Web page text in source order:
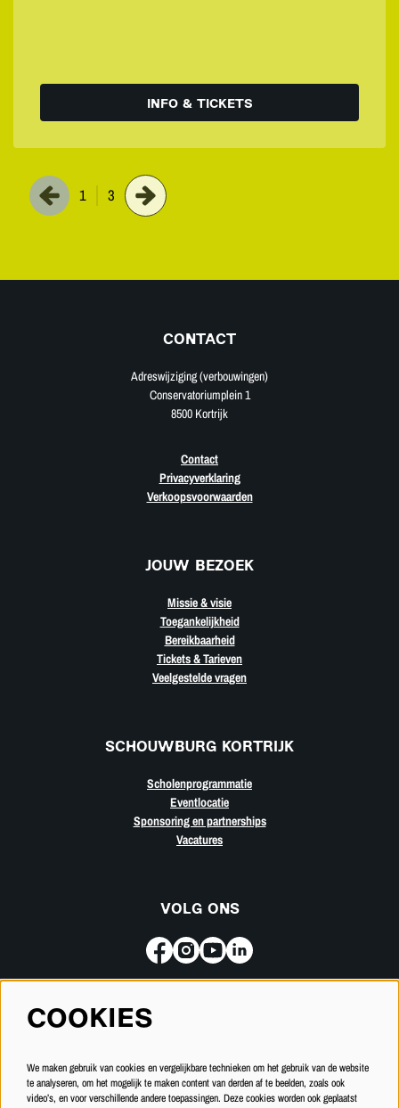
INFO & TICKETS
1 3
CONTACT
Adreswijziging (verbouwingen)
Conservatoriumplein 1
8500 Kortrijk
Contact
Privacyverklaring
Verkoopsvoorwaarden
JOUW BEZOEK
Missie & visie
Toegankelijkheid
Bereikbaarheid
Tickets & Tarieven
Veelgestelde vragen
SCHOUWBURG KORTRIJK
Scholenprogrammatie
Eventlocatie
Sponsoring en partnerships
Vacatures
VOLG ONS
Meld je aan voor de nieuwsbrief
INSCHRIJVEN
COOKIES
We maken gebruik van cookies en vergelijkbare technieken om het gebruik van de website
te analyseren, om het mogelijk te maken content van derden af te beelden, zoals ook
video’s, en voor verschillende andere toepassingen. Deze cookies worden ook geplaatst